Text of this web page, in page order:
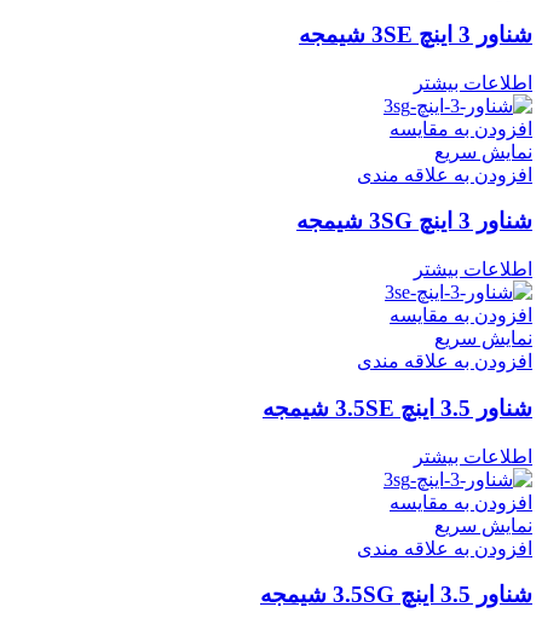
شناور 3 اینچ 3SE شیمجه
اطلاعات بیشتر
افزودن به مقایسه
نمایش سریع
افزودن به علاقه مندی
شناور 3 اینچ 3SG شیمجه
اطلاعات بیشتر
افزودن به مقایسه
نمایش سریع
افزودن به علاقه مندی
شناور 3.5 اینچ 3.5SE شیمجه
اطلاعات بیشتر
افزودن به مقایسه
نمایش سریع
افزودن به علاقه مندی
شناور 3.5 اینچ 3.5SG شیمجه